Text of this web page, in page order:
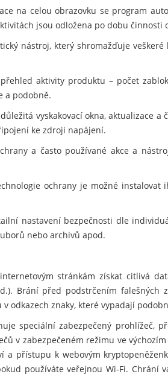
na celou obrazovku se program
jsou odložena po dobu činnosti
nástroj, který shromažďuje
aktivity produktu – počet
a podobně.
vyskakovací okna, aktualizace
ke zdroji napájení.
a často používané akce a
ochrany je možné instalovat
nastavení bezpečnosti dle
nebo archivů apod.
stránkám získat citlivá
Brání před podstrčením falešných
odkazech znaky, které vypadají
speciální zabezpečený prohlížeč,
v zabezpečeném režimu ve
a přístupu k webovým
používáte veřejnou Wi-Fi. Chrání